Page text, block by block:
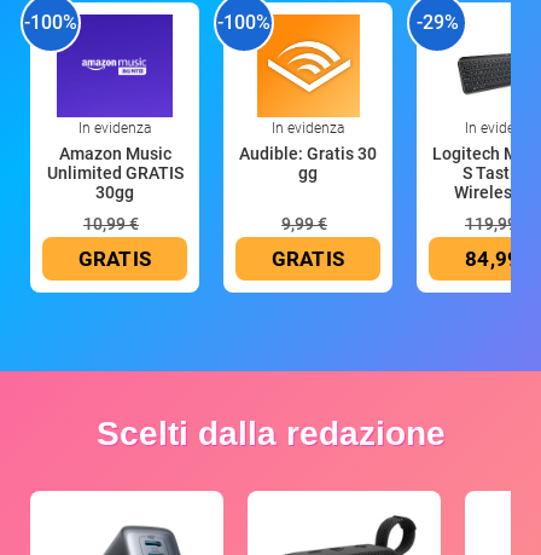
-100%
In evidenza
Amazon Music
Unlimited GRATIS
30gg
10,99 €
GRATIS
-100%
In evidenza
Audible: Gratis 30
gg
9,99 €
GRATIS
-29%
In evidenza
Logitech MX
S Tastiera
Wireless
119,99 €
84,99 €
Scelti dalla redazione